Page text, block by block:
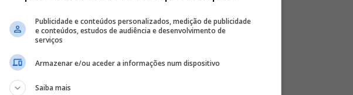
Olise
para reforçar uma equipa que deverá entrar
nas eleições marcadas para este fim de semana.
Publicidade e conteúdos personalizados, medição de publicidade
e conteúdos, estudos de audiência e desenvolvimento de
serviços
Armazenar e/ou aceder a informações num dispositivo
Saiba mais